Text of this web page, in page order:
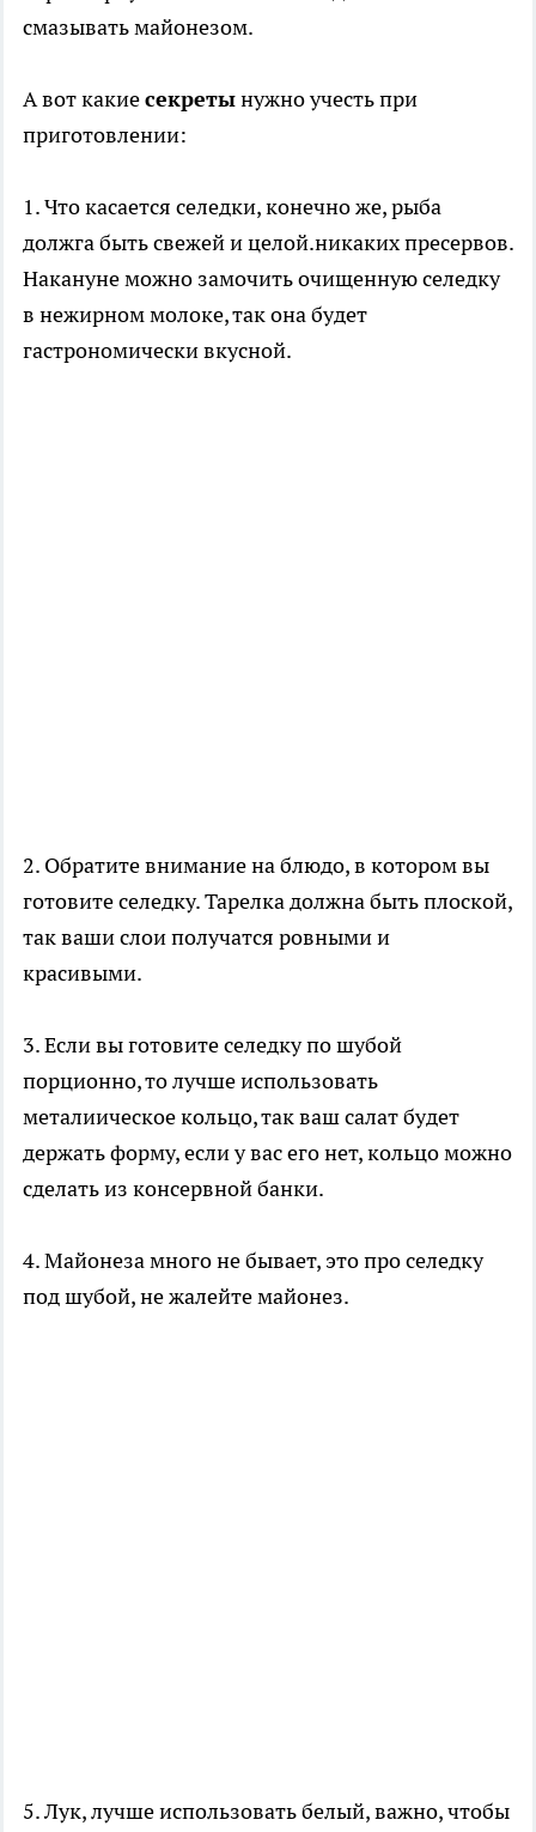
смазывать майонезом.
А вот какиесекретынужно учесть при
приготовлении:
1. Что касается селедки, конечно же, рыба
должга быть свежей и целой.никаких пресервов.
Накануне можно замочить очищенную селедку
в нежирном молоке, так она будет
гастрономически вкусной.
2. Обратите внимание на блюдо, в котором вы
готовите селедку. Тарелка должна быть плоской,
так ваши слои получатся ровными и
красивыми.
3. Если вы готовите селедку по шубой
порционно, то лучше использовать
металиическое кольцо, так ваш салат будет
держать форму, если у вас его нет, кольцо можно
сделать из консервной банки.
4. Майонеза много не бывает, это про селедку
под шубой, не жалейте майонез.
5. Лук, лучше использовать белый, важно, чтобы